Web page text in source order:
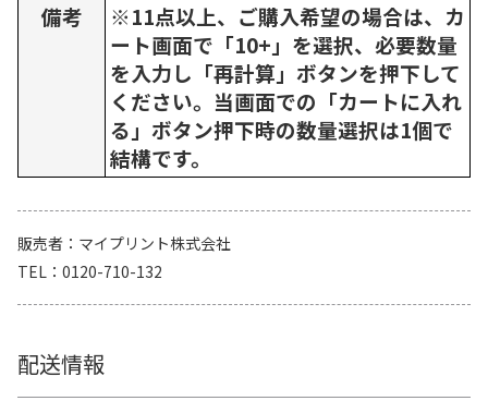
備考
※11点以上、ご購入希望の場合は、カ
ート画面で「10+」を選択、必要数量
を入力し「再計算」ボタンを押下して
ください。当画面での「カートに入れ
る」ボタン押下時の数量選択は1個で
結構です。
販売者
マイプリント株式会社
TEL
0120-710-132
配送情報